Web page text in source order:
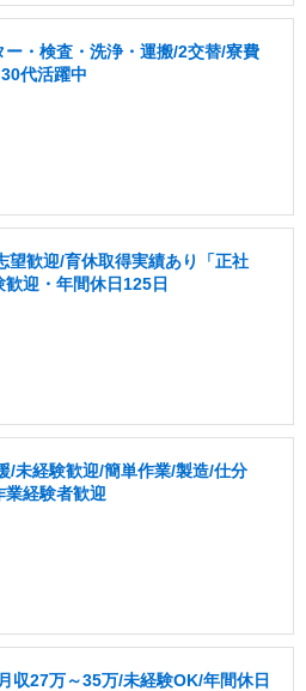
・検査・洗浄・運搬/2交替/寮費
代活躍中
望歓迎/育休取得実績あり「正社
迎・年間休日125日
/未経験歓迎/簡単作業/製造/仕分
業経験者歓迎
収27万～35万/未経験OK/年間休日